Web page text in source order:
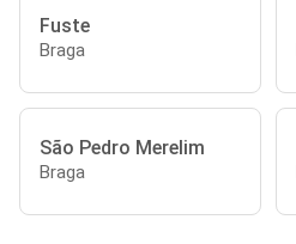
Fuste
Braga
São Pedro Merelim
Braga